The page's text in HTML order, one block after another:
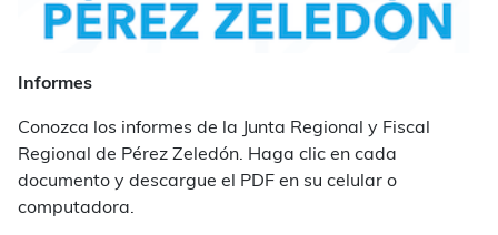
Informes
Conozca los informes de la Junta Regional y Fiscal
Regional de Pérez Zeledón. Haga clic en cada
documento y descargue el PDF en su celular o
computadora.